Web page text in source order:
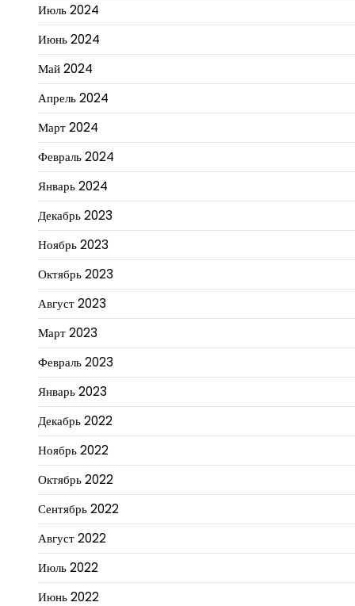
Июль 2024
Июнь 2024
Май 2024
Апрель 2024
Март 2024
Февраль 2024
Январь 2024
Декабрь 2023
Ноябрь 2023
Октябрь 2023
Август 2023
Март 2023
Февраль 2023
Январь 2023
Декабрь 2022
Ноябрь 2022
Октябрь 2022
Сентябрь 2022
Август 2022
Июль 2022
Июнь 2022